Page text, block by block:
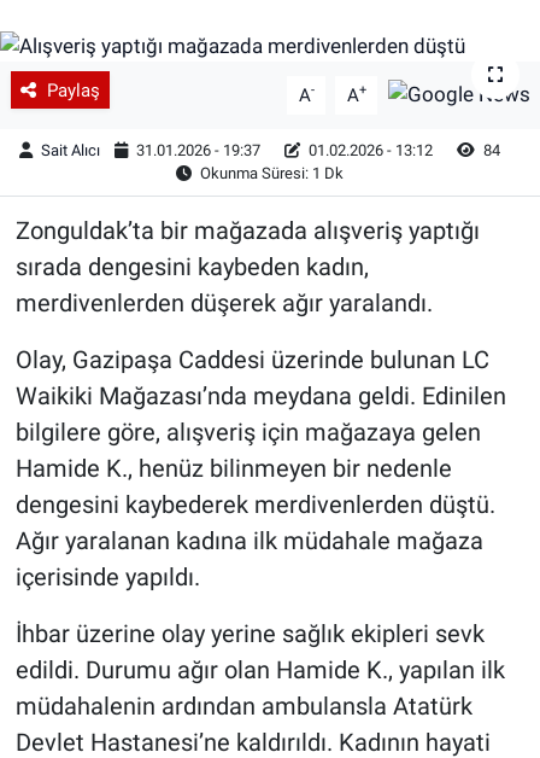
Paylaş A- A+
Sait Alıcı 31.01.2026 - 19:37 01.02.2026 - 13:12
84
Okunma Süresi: 1 Dk
Zonguldak’ta bir mağazada alışveriş yaptığı
sırada dengesini kaybeden kadın,
merdivenlerden düşerek ağır yaralandı.
Olay, Gazipaşa Caddesi üzerinde bulunan LC
Waikiki Mağazası’nda meydana geldi. Edinilen
bilgilere göre, alışveriş için mağazaya gelen
Hamide K., henüz bilinmeyen bir nedenle
dengesini kaybederek merdivenlerden düştü.
Ağır yaralanan kadına ilk müdahale mağaza
içerisinde yapıldı.
İhbar üzerine olay yerine sağlık ekipleri sevk
edildi. Durumu ağır olan Hamide K., yapılan ilk
müdahalenin ardından ambulansla Atatürk
Devlet Hastanesi’ne kaldırıldı. Kadının hayati